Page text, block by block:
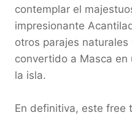
contemplar el
impresionante
otros parajes naturales
convertido a Masca
la isla.
En definitiva, este free